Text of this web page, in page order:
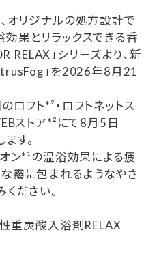
オリジナルの処方設計で
果とリラックスできる香
RELAX」シリーズより、新
」を2026年8月21
ロフト*²・ロフトネットス
ストア*²にて8月5日
す。
ン*¹の温浴効果による疲
霧に包まれるようなやさ
ください。
重炭酸入浴剤RELAX